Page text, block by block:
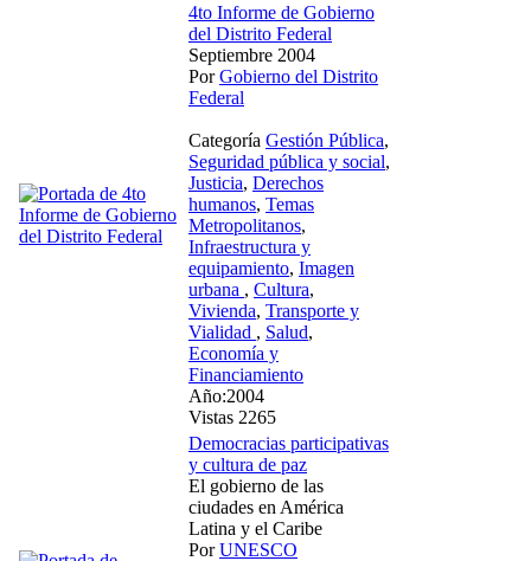
4to Informe de Gobierno
del Distrito Federal
Septiembre 2004
PorGobierno del Distrito
Federal
Categoría Gestión Pública,
Seguridad pública y social,
Justicia, Derechos
humanos, Temas
Metropolitanos,
Infraestructura y
equipamiento, Imagen
urbana , Cultura,
Vivienda, Transporte y
Vialidad , Salud,
Economía y
Financiamiento
Año:2004
Vistas 2265
Democracias participativas
y cultura de paz
El gobierno de las
ciudades en América
Latina y el Caribe
PorUNESCO